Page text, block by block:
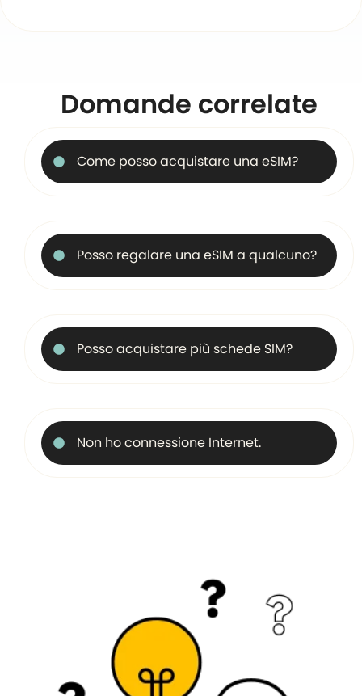
Domande correlate
Come posso acquistare una eSIM?
Posso regalare una eSIM a qualcuno?
Posso acquistare più schede SIM?
Non ho connessione Internet.